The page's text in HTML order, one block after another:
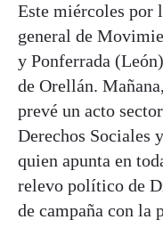
Este miércoles por
general de
y Ponferrada
de Orellán.
prevé un acto
Derechos Sociales
quien apunta en
relevo político de
de campaña con la